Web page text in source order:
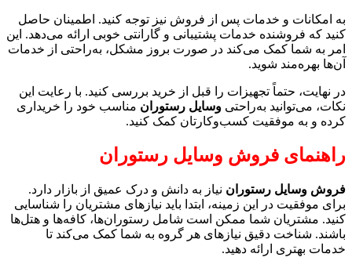
به امکانات و خدمات پس از فروش نیز توجه کنید. اطمینان حاصل
کنید که فروشنده خدمات پشتیبانی و گارانتی خوبی ارائه می‌دهد. این
امر به شما کمک می‌کند در صورت بروز مشکل، به‌راحتی از خدمات
آن‌ها بهره‌مند شوید.
در نهایت، حتماً تجهیزات را قبل از خرید بررسی کنید. با رعایت این
نکات، می‌توانید به‌راحتی وسایل رستوران مناسب خود را خریداری
کرده و به موفقیت کسب‌وکارتان کمک کنید.
راهنمای فروش وسایل رستوران
فروش وسایل رستوران نیاز به دانش و درک عمیق از بازار دارد.
برای موفقیت در این زمینه، ابتدا باید نیازهای مشتریان را شناسایی
کنید. مشتریان شما ممکن است شامل رستوران‌ها، کافه‌ها و هتل‌ها
باشند. شناخت دقیق نیازهای هر گروه به شما کمک می‌کند تا
خدمات بهتری ارائه دهید.